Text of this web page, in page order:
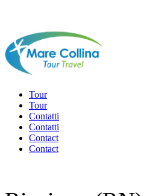
Tour
Tour
Contatti
Contatti
Contact
Contact